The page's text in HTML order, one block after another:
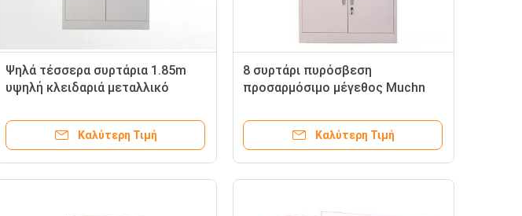
Ψηλά τέσσερα συρτάρια 1.85m
υψηλή κλειδαριά μεταλλικό
Καλύτερη Τιμή
8 συρτάρι πυρόσβεση
προσαρμόσιμο μέγεθος Muchn
κλειδαριά
Καλύτερη Τιμή